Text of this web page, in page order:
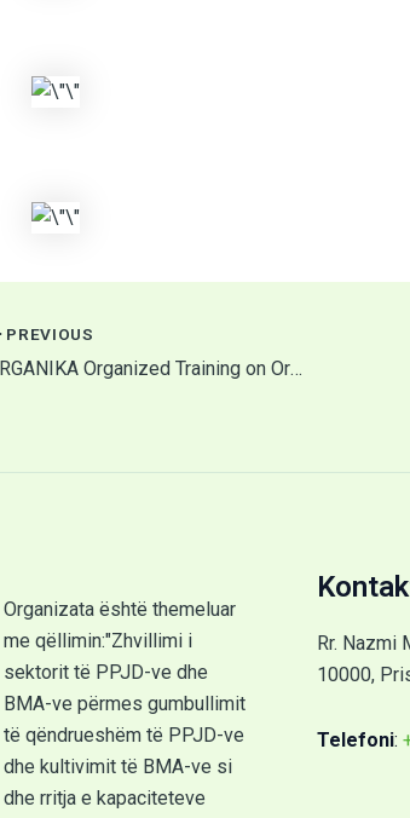
PREVIOUS
ORGANIKA Organized Training on Organic Agriculture for Rural Agricultural Advisory Services of Kosovo
Organizata është themeluar
me qëllimin:"Zhvillimi i
sektorit të PPJD-ve dhe
BMA-ve përmes gumbullimit
të qëndrueshëm të PPJD-ve
dhe kultivimit të BMA-ve si
dhe rritja e kapaciteteve
Rr. Nazmi
10000,
Telefoni: